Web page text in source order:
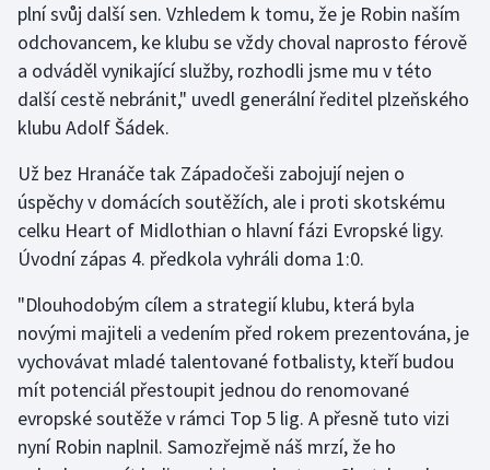
Motorsport
Olympijské hry
Parasport
Plavání
Plážový volejbal
Ragby
Rychlobruslení
Rychlostní kanoistika
Short track
plní svůj další sen. Vzhledem k tomu, že je Robin naším
odchovancem, ke klubu se vždy choval naprosto férově
a odváděl vynikající služby, rozhodli jsme mu v této
další cestě nebránit," uvedl generální ředitel plzeňského
klubu Adolf Šádek.
Už bez Hranáče tak Západočeši zabojují nejen o
úspěchy v domácích soutěžích, ale i proti skotskému
celku Heart of Midlothian o hlavní fázi Evropské ligy.
Úvodní zápas 4. předkola vyhráli doma 1:0.
"Dlouhodobým cílem a strategií klubu, která byla
novými majiteli a vedením před rokem prezentována, je
vychovávat mladé talentované fotbalisty, kteří budou
mít potenciál přestoupit jednou do renomované
evropské soutěže v rámci Top 5 lig. A přesně tuto vizi
nyní Robin naplnil. Samozřejmě náš mrzí, že ho